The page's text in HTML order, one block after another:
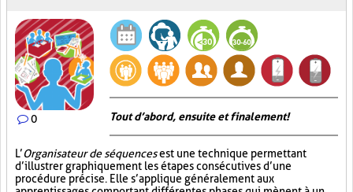
0 Tout d’abord, ensuite et finalement!
L’Organisateur de séquencesest une technique permettant
d’illustrer graphiquement les étapes consécutives d’une
procédure précise. Elle s’applique généralement aux